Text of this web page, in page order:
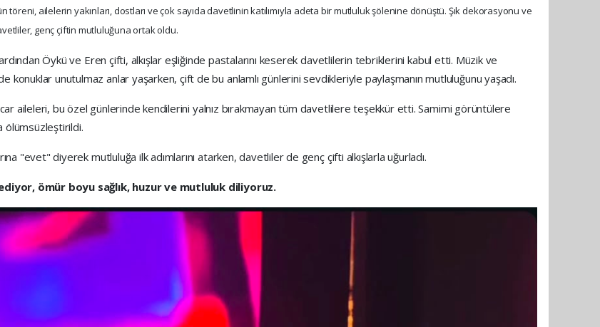
töreni, ailelerin yakınları, dostları ve çok sayıda davetlinin katılımıyla adeta bir mutluluk şölenine dönüştü. Şık dekorasyonu ve
genç çiftin mutluluğuna ortak oldu.
Öykü ve Eren çifti, alkışlar eşliğinde pastalarını keserek davetlilerin tebriklerini kabul etti. Müzik ve
unutulmaz anlar yaşarken, çift de bu anlamlı günlerini sevdikleriyle paylaşmanın mutluluğunu yaşadı.
aileleri, bu özel günlerinde kendilerini yalnız bırakmayan tüm davetlilere teşekkür etti. Samimi görüntülere
ölümsüzleştirildi.
"evet" diyerek mutluluğa ilk adımlarını atarken, davetliler de genç çifti alkışlarla uğurladı.
ömür boyu sağlık, huzur ve mutluluk diliyoruz.